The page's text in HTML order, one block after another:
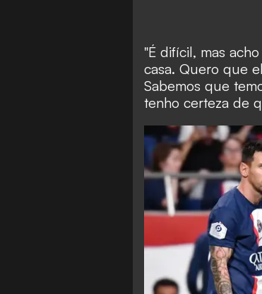
"É difícil, mas
casa. Quero que
Sabemos que
tenho certeza de